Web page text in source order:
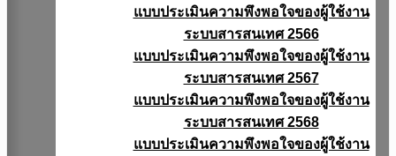
แบบประเมินความพึงพอใจของผู้ใช้งาน
ระบบสารสนเทศ 2566
แบบประเมินความพึงพอใจของผู้ใช้งาน
ระบบสารสนเทศ 2567
แบบประเมินความพึงพอใจของผู้ใช้งาน
ระบบสารสนเทศ 2568
แบบประเมินความพึงพอใจของผู้ใช้งาน